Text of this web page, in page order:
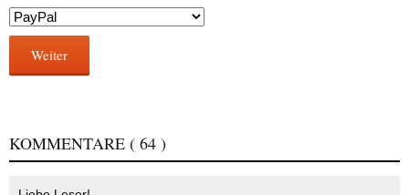
Weiter
KOMMENTARE ( 64 )